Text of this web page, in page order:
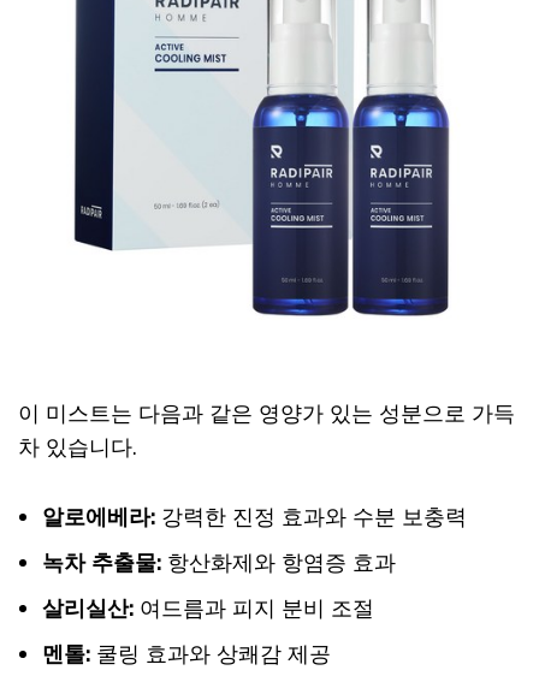
이 미스트는 다음과 같은 영양가 있는 성분으로 가득
차 있습니다.
알로에베라: 강력한 진정 효과와 수분 보충력
녹차 추출물: 항산화제와 항염증 효과
살리실산: 여드름과 피지 분비 조절
멘톨: 쿨링 효과와 상쾌감 제공